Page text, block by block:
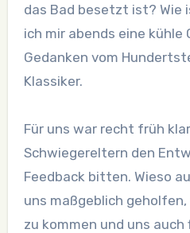
das Bad besetzt ist? Wie
ich mir abends eine kühle
Gedanken vom
Klassiker.
Für uns war recht früh
Schwiegereltern den
Feedback bitten. Wieso
uns maßgeblich
zu kommen und uns